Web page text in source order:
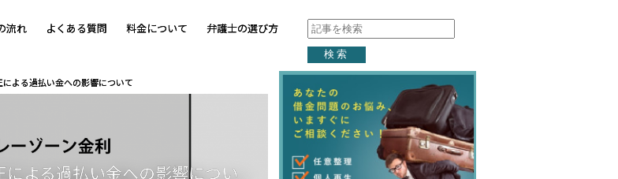
流れ よくある質問 料金について 弁護士の選び方
検索
よる過払い金への影響について
よる過払い金への影響につい